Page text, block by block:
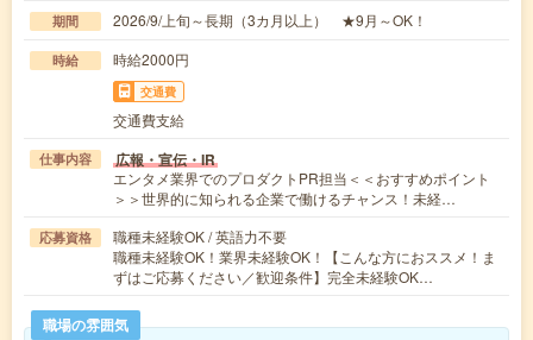
期間 2026/9/上旬～長期（3カ月以上） ★9月～OK！
時給 時給2000円
交通費
交通費支給
仕事内容 広報・宣伝・IR
エンタメ業界でのプロダクトPR担当＜＜おすすめポイント
＞＞世界的に知られる企業で働けるチャンス！未経…
応募資格
職種未経験OK / 英語力不要
職種未経験OK！業界未経験OK！【こんな方におススメ！ま
ずはご応募ください／歓迎条件】完全未経験OK…
職場の雰囲気